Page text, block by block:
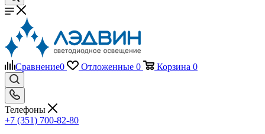
Сравнение0 Отложенные 0 Корзина 0
Телефоны
+7 (351) 700-82-80